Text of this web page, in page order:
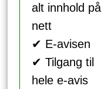
alt innhold på
nett
✔ E-avisen
✔ Tilgang til
hele e-avis